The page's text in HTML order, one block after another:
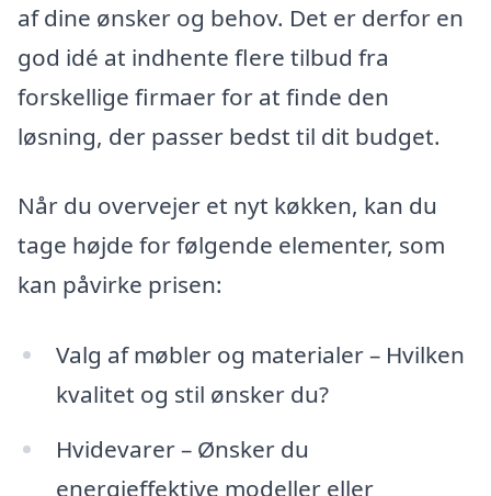
af dine ønsker og behov. Det er derfor en
god idé at indhente flere tilbud fra
forskellige firmaer for at finde den
løsning, der passer bedst til dit budget.
Når du overvejer et nyt køkken, kan du
tage højde for følgende elementer, som
kan påvirke prisen:
Valg af møbler og materialer – Hvilken
kvalitet og stil ønsker du?
Hvidevarer – Ønsker du
energieffektive modeller eller